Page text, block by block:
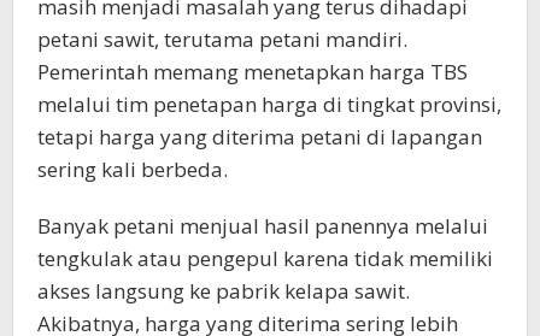
masih menjadi masalah yang terus dihadapi
petani sawit, terutama petani mandiri.
Pemerintah memang menetapkan harga TBS
melalui tim penetapan harga di tingkat provinsi,
tetapi harga yang diterima petani di lapangan
sering kali berbeda.
Banyak petani menjual hasil panennya melalui
tengkulak atau pengepul karena tidak memiliki
akses langsung ke pabrik kelapa sawit.
Akibatnya, harga yang diterima sering lebih